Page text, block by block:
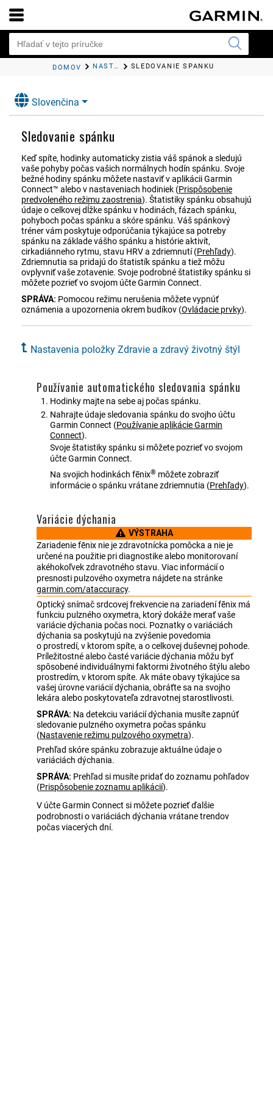
DOMOV NASTAVENIA POLOŽKY ZDRAVIE A ZDRAVÝ ŽIVOTNÝ ŠTÝL SLEDOVANIE SPÁNKU
Slovenčina
Sledovanie spánku
Keď spíte, hodinky automaticky zistia váš spánok a sledujú
vaše pohyby počas vašich normálnych hodín spánku. Svoje
bežné hodiny spánku môžete nastaviť v aplikáciiGarmin
Connect™ alebo v nastaveniach hodiniek (Prispôsobenie
predvoleného režimu zaostrenia). Štatistiky spánku obsahujú
údaje o celkovej dĺžke spánku v hodinách, fázach spánku,
pohyboch počas spánku a skóre spánku. Váš spánkový
tréner vám poskytuje odporúčania týkajúce sa potreby
spánku na základe vášho spánku a histórie aktivít,
cirkadiánneho rytmu, stavu HRV a zdriemnutí(Prehľady).
Zdriemnutia sa pridajú do štatistík spánku a tiež môžu
ovplyvniť vaše zotavenie. Svoje podrobné štatistiky spánku si
môžete pozrieť vo svojom účte Garmin Connect.
SPRÁVA: Pomocou režimu nerušenia môžete vypnúť
oznámenia a upozornenia okrem budíkov (Ovládacie prvky).
Nastavenia položky Zdravie a zdravý životný štýl
Používanie automatického sledovania spánku
Hodinky majte na sebe aj počas spánku.
Nahrajte údaje sledovania spánku do svojho účtu
Garmin Connect (Používanie aplikácieGarmin
Connect).
Svoje štatistiky spánku si môžete pozrieť vo svojom
účte Garmin Connect.
Na svojich hodinkách fēnix® môžete zobraziť
informácie o spánku vrátane zdriemnutia (Prehľady).
Variácie dýchania
VÝSTRAHA
Zariadeniefēnix nie je zdravotnícka pomôcka a nie je
určené na použitie pri diagnostike alebo monitorovaní
akéhokoľvek zdravotného stavu. Viac informácií o
presnosti pulzového oxymetra nájdete na stránke
garmin.com/ataccuracy.
Optický snímač srdcovej frekvencie na zariadenífēnix má
funkciu pulzného oxymetra, ktorý dokáže merať vaše
variácie dýchania počas noci. Poznatky o variáciách
dýchania sa poskytujú na zvýšenie povedomia
o prostredí, v ktorom spíte, a o celkovej duševnej pohode.
Príležitostné alebo časté variácie dýchania môžu byť
spôsobené individuálnymi faktormi životného štýlu alebo
prostredím, v ktorom spíte. Ak máte obavy týkajúce sa
vašej úrovne variácií dýchania, obráťte sa na svojho
lekára alebo poskytovateľa zdravotnej starostlivosti.
SPRÁVA: Na detekciu variácií dýchania musíte zapnúť
sledovanie pulzného oxymetra počas spánku
(Nastavenie režimu pulzového oxymetra).
Prehľad skóre spánku zobrazuje aktuálne údaje o
variáciách dýchania.
SPRÁVA: Prehľad si musíte pridať do zoznamu pohľadov
(Prispôsobenie zoznamu aplikácií).
V účte Garmin Connect si môžete pozrieť ďalšie
podrobnosti o variáciách dýchania vrátane trendov
počas viacerých dní.